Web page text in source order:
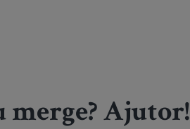
merge? Ajutor!